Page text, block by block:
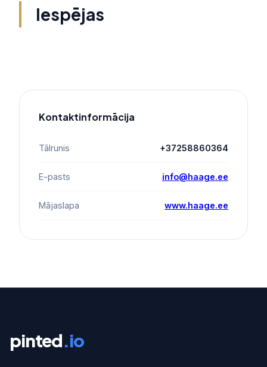
Iespējas
Kontaktinformācija
Tālrunis +37258860364
E-pasts info@haage.ee
Mājaslapa www.haage.ee
pinted.io